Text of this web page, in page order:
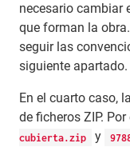
necesario cambiar
que forman la
seguir las
siguiente
En el cuarto caso,
de ficheros ZIP.
cubierta.zip
y